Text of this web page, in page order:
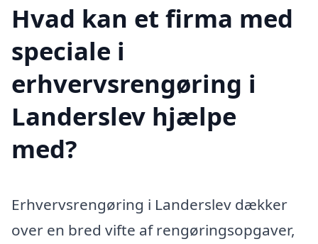
Hvad kan et firma med
speciale i
erhvervsrengøring i
Landerslev hjælpe
med?
Erhvervsrengøring i Landerslev dækker
over en bred vifte af rengøringsopgaver,